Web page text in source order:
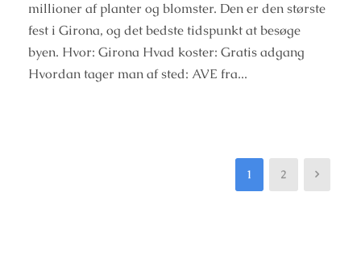
millioner af planter og blomster. Den er den største
fest i Girona, og det bedste tidspunkt at besøge
byen. Hvor: Girona Hvad koster: Gratis adgang
Hvordan tager man af sted: AVE fra...
1 2